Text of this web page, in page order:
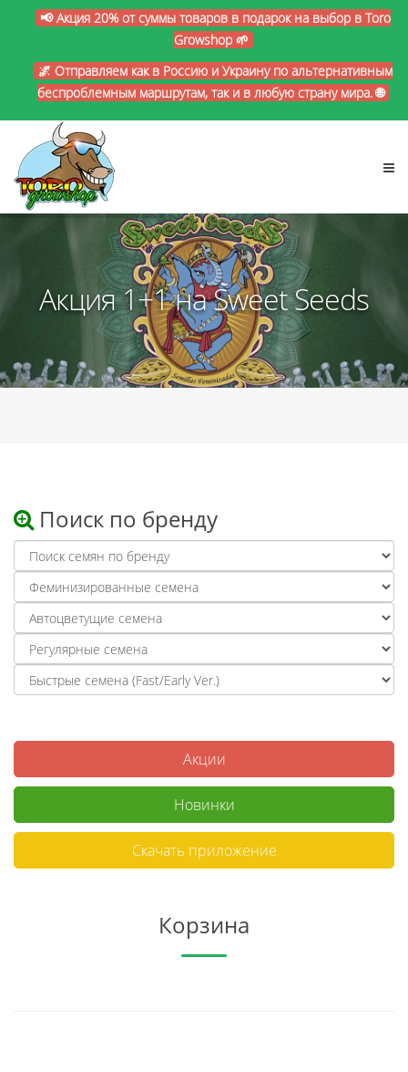
📢 Акция 20% от суммы товаров в подарок на выбор в Toro
Growshop 🌱
🌌 Отправляем как в Россию и Украину по альтернативным
беспроблемным маршрутам, так и в любую страну мира. 🌐
Акция 1+1 на Sweet Seeds
Поиск по бренду
Акции
Новинки
Скачать приложение
Корзина